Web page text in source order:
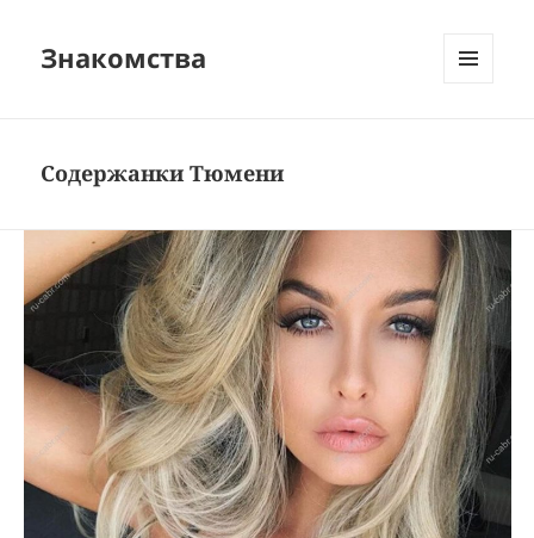
Знакомства
Содержанки Тюмени